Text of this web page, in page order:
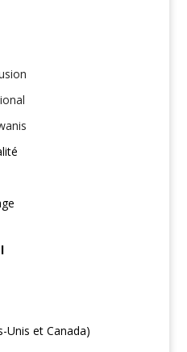
Unis et Canada)